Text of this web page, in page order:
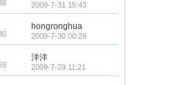
2009-7-31 15:43
hongronghua
2009-7-30 00:28
洋洋
2009-7-29 11:21